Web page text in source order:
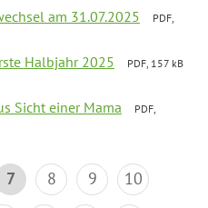
am 31.07.2025
PDF,
Halbjahr 2025
PDF, 157 kB
Sicht einer Mama
PDF,
7 8 9
10